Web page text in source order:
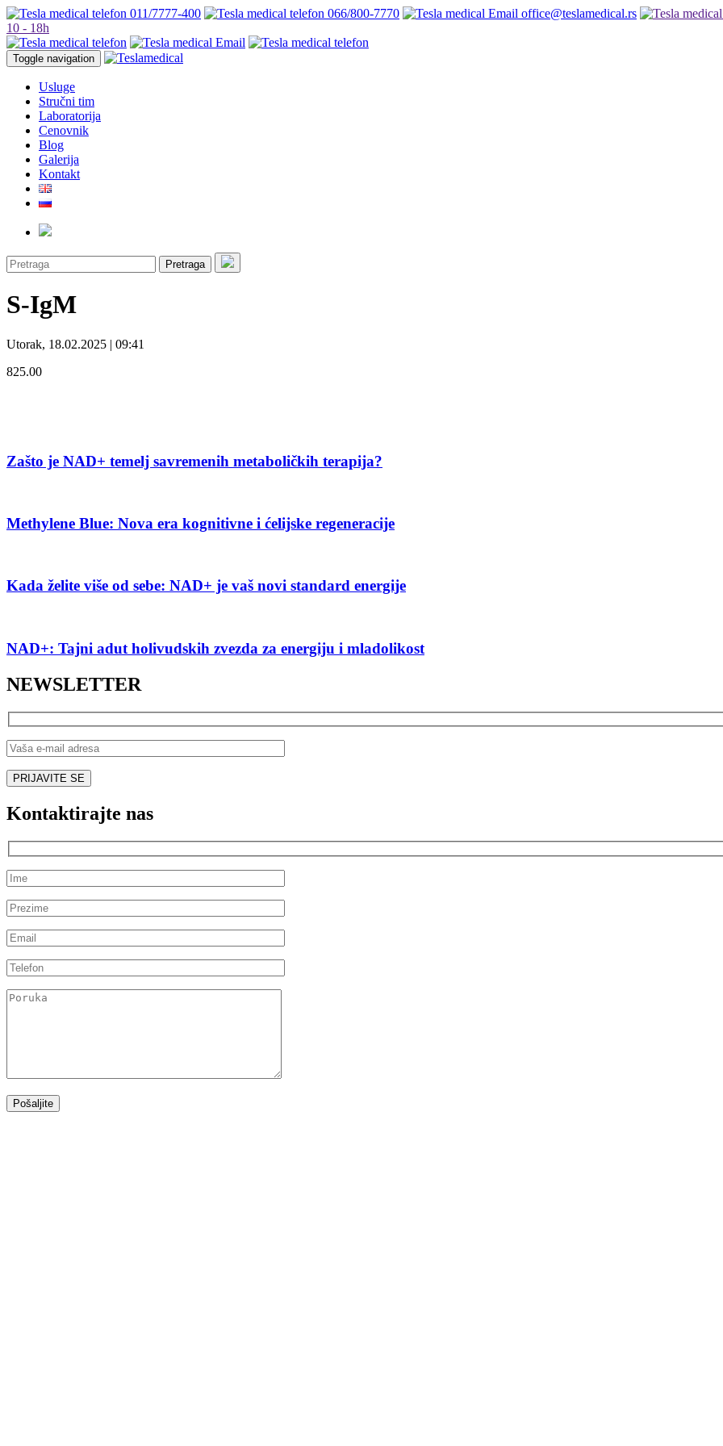
011/7777-400 066/800-7770 office@teslamedical.rs
10 - 18h
Toggle navigation
Usluge
Stručni tim
Laboratorija
Cenovnik
Blog
Galerija
Kontakt
Pretraga
S-IgM
Utorak, 18.02.2025 | 09:41
825.00
Zašto je NAD+ temelj savremenih metaboličkih terapija?
Methylene Blue: Nova era kognitivne i ćelijske regeneracije
Kada želite više od sebe: NAD+ je vaš novi standard energije
NAD+: Tajni adut holivudskih zvezda za energiju i mladolikost
NEWSLETTER
Kontaktirajte nas